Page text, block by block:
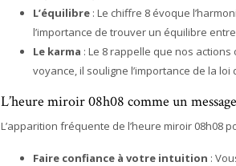
L’équilibre : Le chiffre 8 évoque
l’importance de trouver un équilibre
Le karma : Le 8 rappelle que nos
voyance, il souligne l’importance de la
L’heure miroir 08h08 comme un
L’apparition fréquente de l’heure miroir 08h08
Faire confiance à votre intuition :